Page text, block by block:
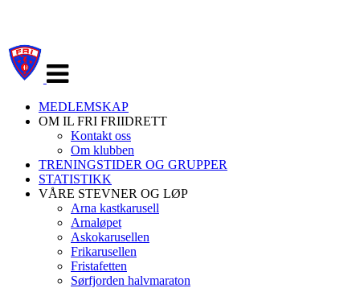
navigasjon
MEDLEMSKAP
OM IL FRI FRIIDRETT
Kontakt oss
Om klubben
TRENINGSTIDER OG GRUPPER
STATISTIKK
VÅRE STEVNER OG LØP
Arna kastkarusell
Arnaløpet
Askokarusellen
Frikarusellen
Fristafetten
Sørfjorden halvmaraton